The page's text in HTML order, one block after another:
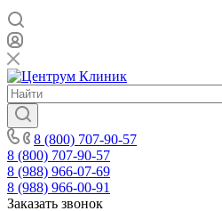
8 (800) 707-90-57
8 (800) 707-90-57
8 (988) 966-07-69
8 (988) 966-00-91
Заказать звонок